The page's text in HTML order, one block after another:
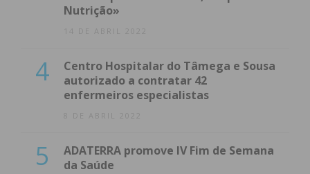
Nutrição»
14 DE ABRIL 2022
4
Centro Hospitalar do Tâmega e Sousa
autorizado a contratar 42
enfermeiros especialistas
8 DE ABRIL 2022
5
ADATERRA promove IV Fim de Semana
da Saúde